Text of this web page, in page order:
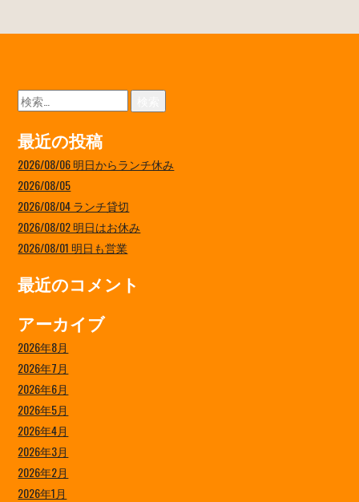
検
索:
最近の投稿
2026/08/06 明日からランチ休み
2026/08/05
2026/08/04 ランチ貸切
2026/08/02 明日はお休み
2026/08/01 明日も営業
最近のコメント
アーカイブ
2026年8月
2026年7月
2026年6月
2026年5月
2026年4月
2026年3月
2026年2月
2026年1月